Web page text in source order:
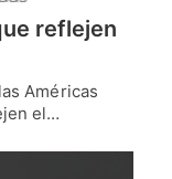
reflejen
Américas
el…